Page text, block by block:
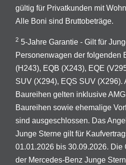
gültig für Privatkunden mit
Alle Boni sind Bruttobeträge.
2 5-Jahre Garantie - Gilt für
Personenwagen der folgenden
(H243), EQB (X243), EQE
SUV (X294), EQS SUV (X296).
Baureihen gelten inklusive
Baureihen sowie ehemalige
sind ausgeschlossen. Das
Junge Sterne gilt für
01.01.2026 bis 30.09.2026. Die
der Mercedes-Benz Junge